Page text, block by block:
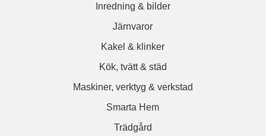
Inredning & bilder
Järnvaror
Kakel & klinker
Kök, tvätt & städ
Maskiner, verktyg & verkstad
Smarta Hem
Trädgård